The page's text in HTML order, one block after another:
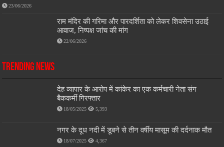
23/06/2026
राम मंदिर की गरिमा और पारदर्शिता को लेकर शिवसेना उठाई
आवाज, निष्पक्ष जांच की मांग
22/06/2026
Trending News
देह व्यापार के आरोप में कांकेर का एक कर्मचारी नेता संग
बैककर्मी गिरफ्तार
18/05/2025 5,393
नगर के दूध नदी में डूबने से तीन वर्षीय मासूम की दर्दनाक मौत
18/07/2025 4,367